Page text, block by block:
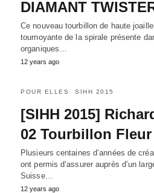
DIAMANT
Ce nouveau tourbillon de haute
tournoyante de la spirale présente
organiques…
12 years ago
POUR ELLES SIHH 2015
[SIHH 2015]
02 Tourbillon Fleur
Plusieurs centaines d’années de
ont permis d’assurer auprès d’un
Suisse…
12 years ago